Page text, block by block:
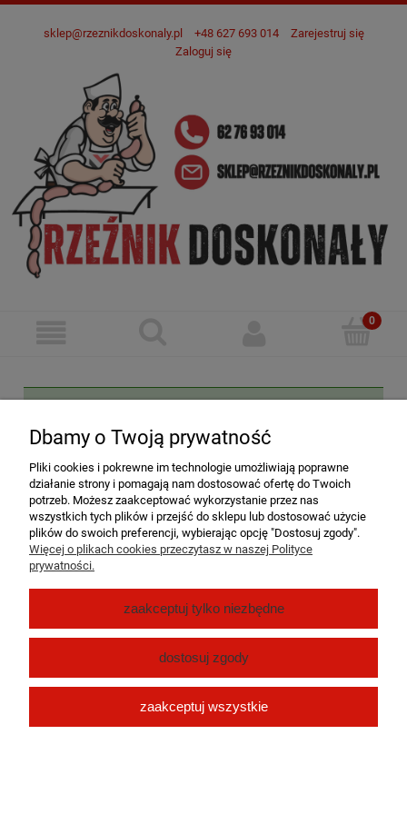
sklep@rzeznikdoskonaly.pl +48 627 693 014
Zarejestruj się
Zaloguj się
Moje konto
Płatności i dostawa
O nas
pokaż pełną wersję strony
Sklep internetowy Shoper.pl
Dbamy o Twoją prywatność
Pliki cookies i pokrewne im technologie umożliwiają poprawne
działanie strony i pomagają nam dostosować ofertę do Twoich
potrzeb. Możesz zaakceptować wykorzystanie przez nas
wszystkich tych plików i przejść do sklepu lub dostosować użycie
plików do swoich preferencji, wybierając opcję "Dostosuj zgody".
Więcej o plikach cookies przeczytasz w naszej Polityce
prywatności.
zaakceptuj tylko niezbędne
dostosuj zgody
zaakceptuj wszystkie